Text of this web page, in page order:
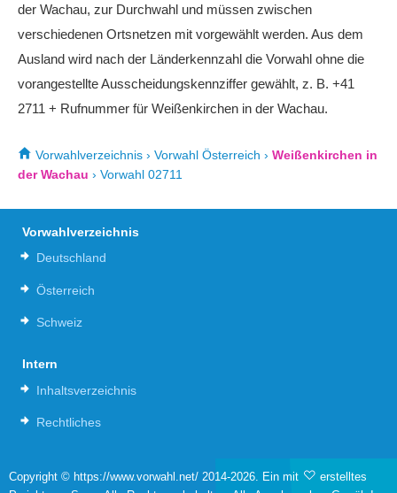
der Wachau, zur Durchwahl und müssen zwischen
verschiedenen Ortsnetzen mit vorgewählt werden. Aus dem
Ausland wird nach der Länderkennzahl die Vorwahl ohne die
vorangestellte Ausscheidungskennziffer gewählt, z. B. +41
2711 + Rufnummer für Weißenkirchen in der Wachau.
Vorwahlverzeichnis › Vorwahl Österreich › Weißenkirchen in
der Wachau › Vorwahl 02711
Vorwahlverzeichnis
Deutschland
Österreich
Schweiz
Intern
Inhaltsverzeichnis
Rechtliches
Copyright © https://www.vorwahl.net/ 2014-2026. Ein mit
erstelltes